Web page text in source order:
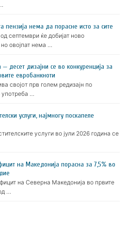
пензија нема да порасне исто за сите
септември ќе добијат ново
овојпат нема …
десет дизајни се во конкуренција за
евробанкноти
својот прв голем редизајн по
…
услуги, најмногу поскапеле
услуги во јули 2026 година се
на Македонија порасна за 7,5% во
на Северна Македонија во првите
…